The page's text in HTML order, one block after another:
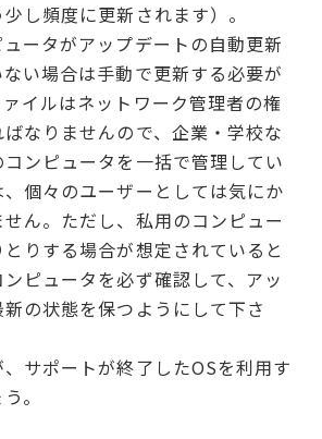
し頻度に更新されます）。
ータがアップデートの自動更新
い場合は手動で更新する必要が
イルはネットワーク管理者の権
なりませんので、企業・学校な
ンピュータを一括で管理してい
個々のユーザーとしては気にか
ん。ただし、私用のコンピュー
りする場合が想定されていると
ピュータを必ず確認して、アッ
の状態を保つようにして下さ
サポートが終了したOSを利用す
。